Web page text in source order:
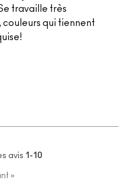
travaille très
qui tiennent
avis 1-10
»